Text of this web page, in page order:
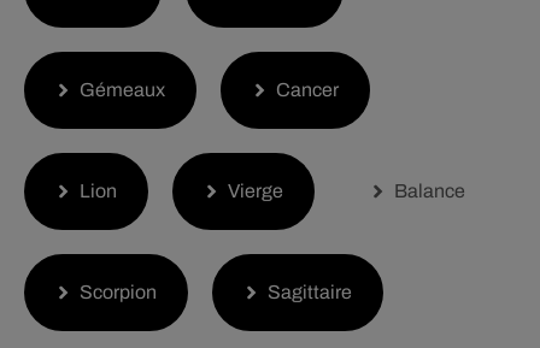
Gémeaux Cancer
Lion Vierge Balance
Scorpion Sagittaire